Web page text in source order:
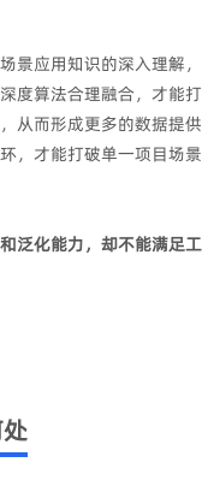
景应用知识的深入理解，
度算法合理融合，才能打
从而形成更多的数据提供
，才能打破单一项目场景
泛化能力，却不能满足工